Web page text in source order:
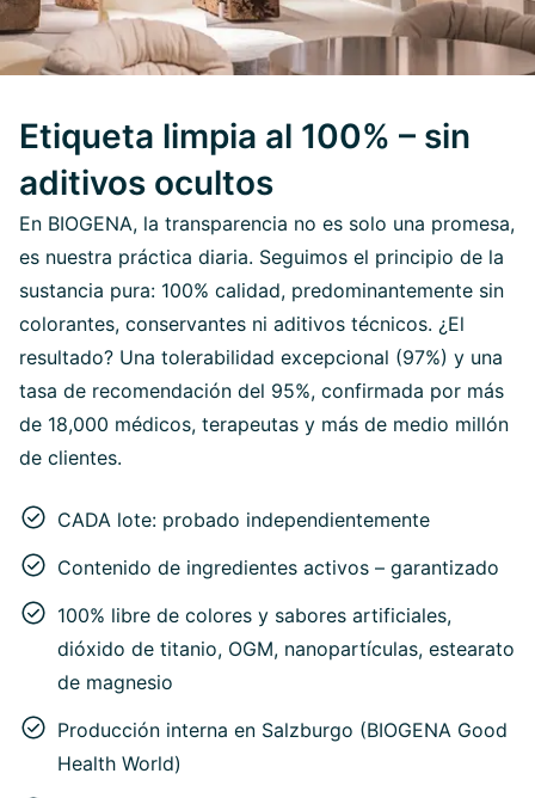
Etiqueta limpia al 100% – sin
aditivos ocultos
En BIOGENA, la transparencia no es solo una promesa,
es nuestra práctica diaria. Seguimos el principio de la
sustancia pura: 100% calidad, predominantemente sin
colorantes, conservantes ni aditivos técnicos. ¿El
resultado? Una tolerabilidad excepcional (97%) y una
tasa de recomendación del 95%, confirmada por más
de 18,000 médicos, terapeutas y más de medio millón
de clientes.
CADA lote: probado independientemente
Contenido de ingredientes activos – garantizado
100% libre de colores y sabores artificiales,
dióxido de titanio, OGM, nanopartículas, estearato
de magnesio
Producción interna en Salzburgo (BIOGENA Good
Health World)